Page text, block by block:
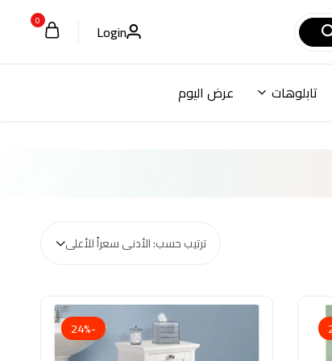
Login
0
تابلوهات عرض اليوم
ترتيب حسب: الأدنى سعراً للأعلى
-24%